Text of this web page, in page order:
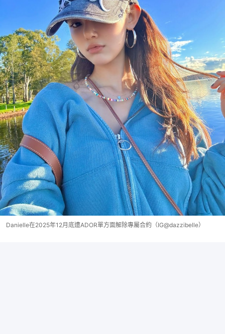
Danielle在2025年12月底遭ADOR單方面解除專屬合約（IG@dazzibelle）